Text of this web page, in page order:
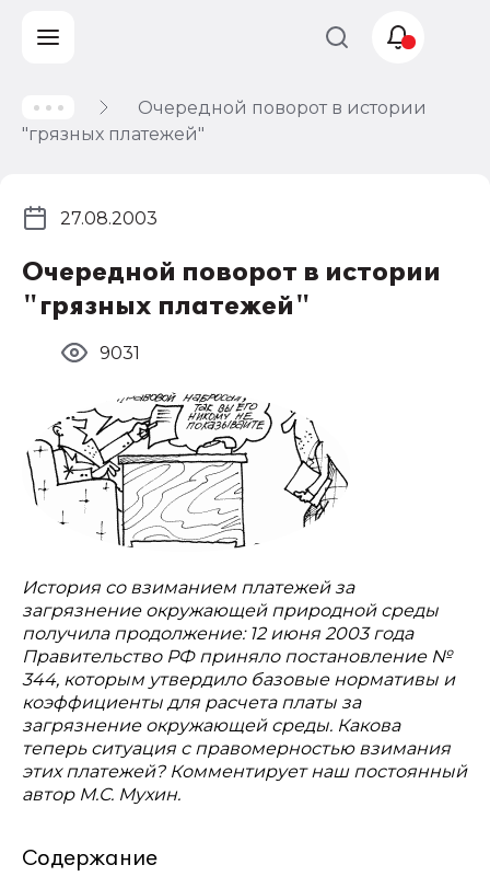
Очередной поворот в истории
"грязных платежей"
Очередной поворот в истории
"грязных платежей"
27.08.2003
9031
История со взиманием платежей за
загрязнение окружающей природной среды
получила продолжение: 12 июня 2003 года
Правительство РФ приняло постановление №
344, которым утвердило базовые нормативы и
коэффициенты для расчета платы за
загрязнение окружающей среды. Какова
теперь ситуация с правомерностью взимания
этих платежей? Комментирует наш постоянный
автор М.С. Мухин.
Содержание
Учет и
налогообложение